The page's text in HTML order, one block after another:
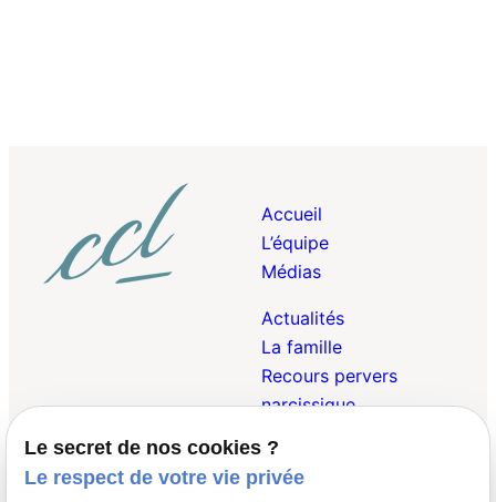
Accueil
L’équipe
Médias
Actualités
La famille
Recours pervers
narcissique
Droit Pénal de la
Famille
Le secret de nos cookies ?
Le respect de votre vie privée